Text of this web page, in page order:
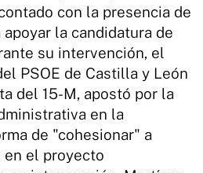
con la presencia de
apoyar la candidatura de
su intervención, el
PSOE de Castilla y León
del 15-M, apostó por la
en la
de "cohesionar" a
en el proyecto